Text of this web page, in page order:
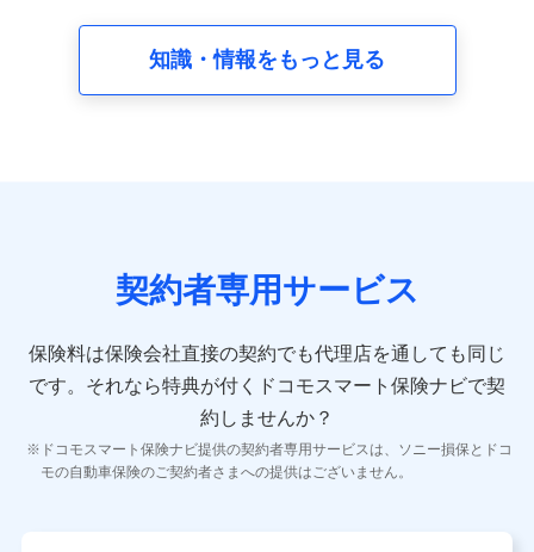
の内容、保険料、保険料のお支払方法、車のメーカーや
走行距離などの情報、建物の構造や築年数などの情報、
険契約に関する情報。例として、保険契約者及び被保険
者の氏名、住所、生年月日、性別、保険契約者と被保険
報、建物の構造や築年数などの情報、ペットの種類や年
齢などの情報などが含まれます。
【共同して利用する者の範囲】
当社
知識・情報をもっと見る
契約者専用サービス
保険料は保険会社直接の契約でも代理店を通しても同じ
です。 それなら特典が付くドコモスマート保険ナビで契
約しませんか？
ドコモスマート保険ナビ提供の契約者専用サービスは、ソニー損保とドコ
モの自動車保険のご契約者さまへの提供はございません。